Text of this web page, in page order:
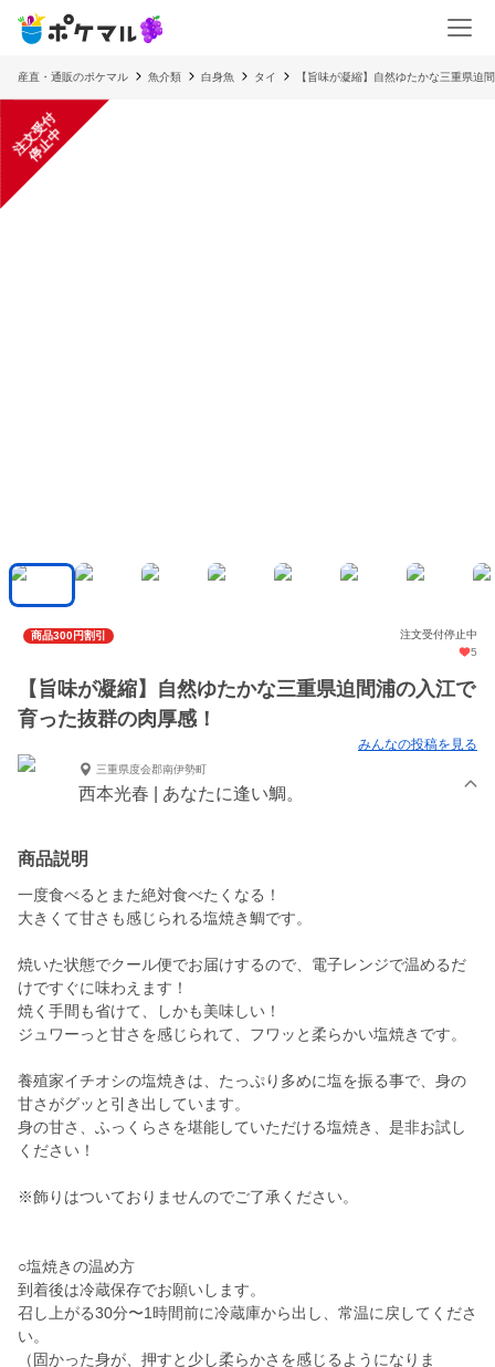
産直・通販のポケマル 魚介類 白身魚 タイ 【旨味が凝縮】自然ゆたかな三重県迫
注
文
受
付
停
止
中
商品300円割引
注文受付停止中
5
【旨味が凝縮】自然ゆたかな三重県迫間浦の入江で
育った抜群の肉厚感！
みんなの投稿を見る
三重県度会郡南伊勢町
西本光春 | あなたに逢い鯛。
商品説明
一度食べるとまた絶対食べたくなる！
大きくて甘さも感じられる塩焼き鯛です。
焼いた状態でクール便でお届けするので、電子レンジで温めるだ
けですぐに味わえます！
焼く手間も省けて、しかも美味しい！
ジュワーっと甘さを感じられて、フワッと柔らかい塩焼きです。
養殖家イチオシの塩焼きは、たっぷり多めに塩を振る事で、身の
甘さがグッと引き出しています。
身の甘さ、ふっくらさを堪能していただける塩焼き、是非お試し
ください！
※飾りはついておりませんのでご了承ください。
○塩焼きの温め方
到着後は冷蔵保存でお願いします。
召し上がる30分〜1時間前に冷蔵庫から出し、常温に戻してくださ
い。
（固かった身が、押すと少し柔らかさを感じるようになりま